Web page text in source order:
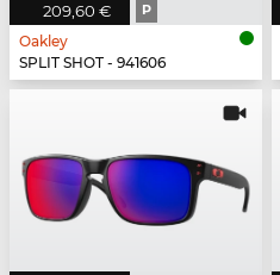
209,60 € P
Oakley
SPLIT SHOT - 941606